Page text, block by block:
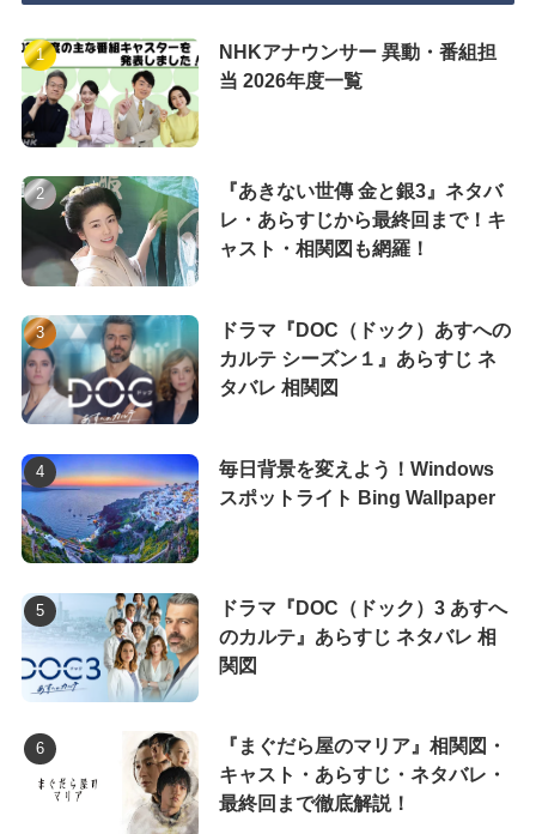
NHKアナウンサー 異動・番組担
当 2026年度一覧
『あきない世傳 金と銀3』ネタバ
レ・あらすじから最終回まで！キ
ャスト・相関図も網羅！
ドラマ『DOC（ドック）あすへの
カルテ シーズン１』あらすじ ネ
タバレ 相関図
毎日背景を変えよう！Windows
スポットライト Bing Wallpaper
ドラマ『DOC（ドック）3 あすへ
のカルテ』あらすじ ネタバレ 相
関図
『まぐだら屋のマリア』相関図・
キャスト・あらすじ・ネタバレ・
最終回まで徹底解説！